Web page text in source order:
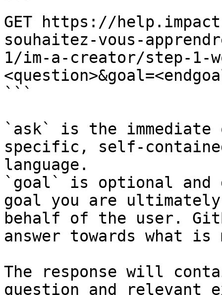
```
GET https://
souhaitez-vous-
1/im-a-creator/step-1-
```
`ask` is the
specific, self-
language.
`goal` is optional and
goal you are
behalf of the user.
answer towards what
The response will
question and relevant